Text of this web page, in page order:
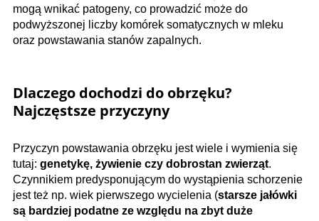
mogą wnikać patogeny, co prowadzić może do
podwyższonej liczby komórek somatycznych w mleku
oraz powstawania stanów zapalnych.
Dlaczego dochodzi do obrzęku?
Najczęstsze przyczyny
Przyczyn powstawania obrzęku jest wiele i wymienia się
tutaj: genetykę, żywienie czy dobrostan zwierząt.
Czynnikiem predysponującym do wystąpienia schorzenie
jest też np. wiek pierwszego wycielenia (starsze jałówki
są bardziej podatne ze względu na zbyt duże